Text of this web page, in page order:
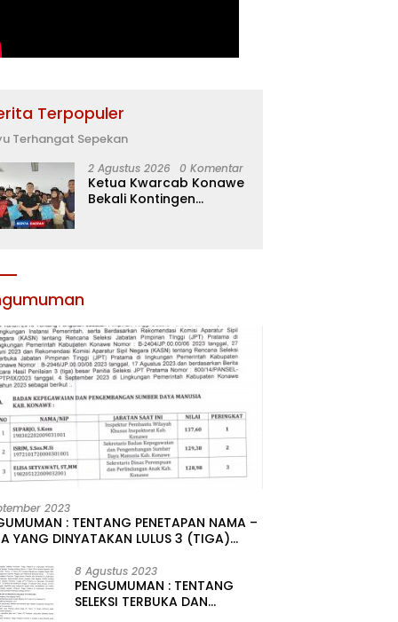
Terpopuler
Terhangat Sepekan
2 Agustus 2026 0 Komentar
Ketua Kwarcab Konawe
Bekali Kontingen
2023
: TENTANG PENETAPAN NAMA –
YANG DINYATAKAN LULUS 3 (TIGA)
PIMPINAN TINGGI PRATAMA DI
PEMERINTAH DAERAH
KONAWE
8 Agustus 2023
PENGUMUMAN : TENTANG
SELEKSI TERBUKA DAN